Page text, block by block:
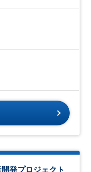
発プロジェクト